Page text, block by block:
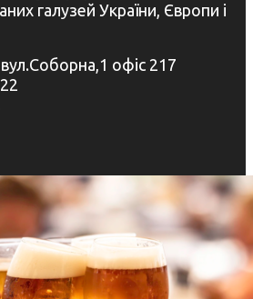
галузей України, Європи і
офіс 217